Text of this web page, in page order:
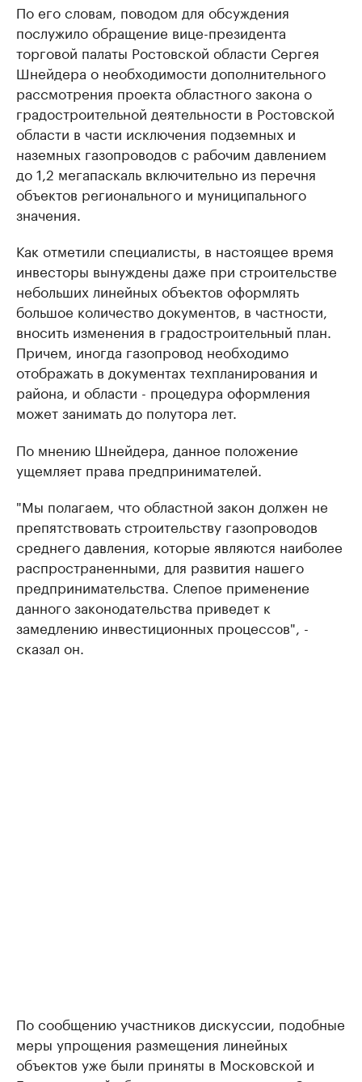
По его словам, поводом для обсуждения
послужило обращение вице-президента
торговой палаты Ростовской области Сергея
Шнейдера о необходимости дополнительного
рассмотрения проекта областного закона о
градостроительной деятельности в Ростовской
области в части исключения подземных и
наземных газопроводов с рабочим давлением
до 1,2 мегапаскаль включительно из перечня
объектов регионального и муниципального
значения.
Как отметили специалисты, в настоящее время
инвесторы вынуждены даже при строительстве
небольших линейных объектов оформлять
большое количество документов, в частности,
вносить изменения в градостроительный план.
Причем, иногда газопровод необходимо
отображать в документах техпланирования и
района, и области - процедура оформления
может занимать до полутора лет.
По мнению Шнейдера, данное положение
ущемляет права предпринимателей.
"Мы полагаем, что областной закон должен не
препятствовать строительству газопроводов
среднего давления, которые являются наиболее
распространенными, для развития нашего
предпринимательства. Слепое применение
данного законодательства приведет к
замедлению инвестиционных процессов", -
сказал он.
По сообщению участников дискуссии, подобные
меры упрощения размещения линейных
объектов уже были приняты в Московской и